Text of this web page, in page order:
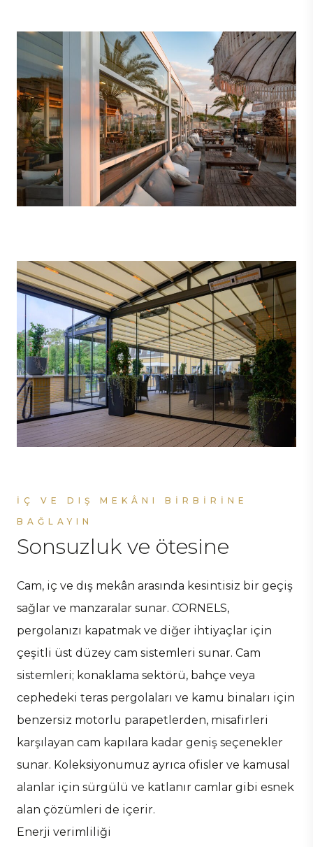
İÇ VE DIŞ MEKÂNI BIRBIRINE
BAĞLAYIN
Sonsuzluk ve ötesine
Cam, iç ve dış mekân arasında kesintisiz bir geçiş
sağlar ve manzaralar sunar. CORNELS,
pergolanızı kapatmak ve diğer ihtiyaçlar için
çeşitli üst düzey cam sistemleri sunar. Cam
sistemleri; konaklama sektörü, bahçe veya
cephedeki teras pergolaları ve kamu binaları için
benzersiz motorlu parapetlerden, misafirleri
karşılayan cam kapılara kadar geniş seçenekler
sunar. Koleksiyonumuz ayrıca ofisler ve kamusal
alanlar için sürgülü ve katlanır camlar gibi esnek
alan çözümleri de içerir.
Enerji verimliliği